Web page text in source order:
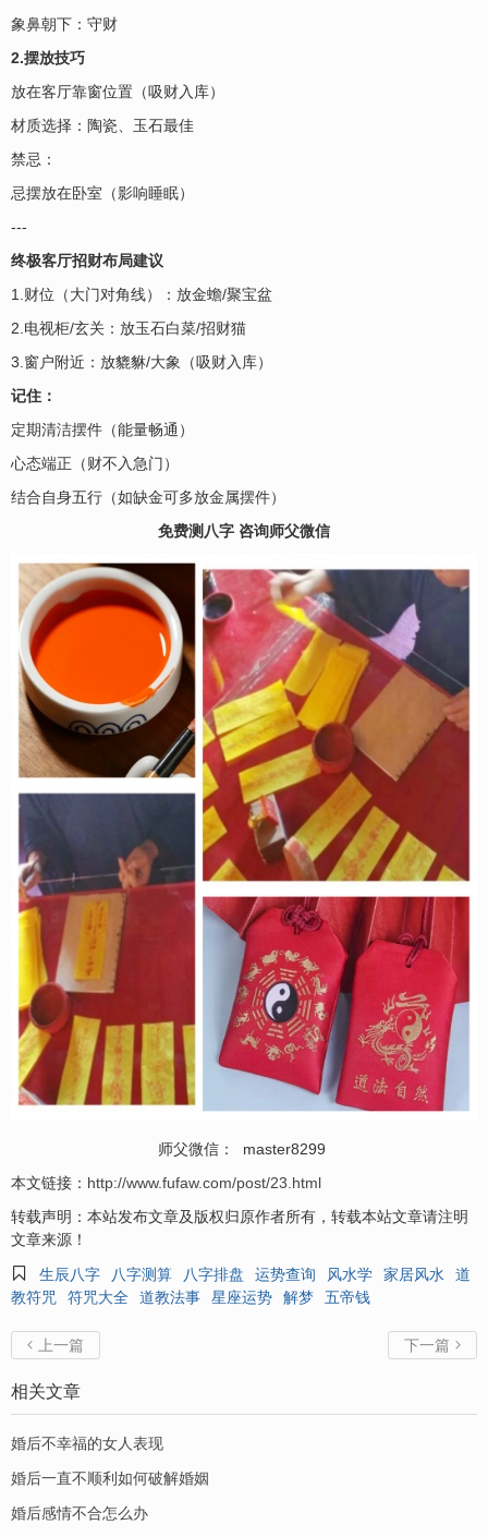
象鼻朝下：守财
2.摆放技巧
放在客厅靠窗位置（吸财入库）
材质选择：陶瓷、玉石最佳
禁忌：
忌摆放在卧室（影响睡眠）
---
终极客厅招财布局建议
1.财位（大门对角线）：放金蟾/聚宝盆
2.电视柜/玄关：放玉石白菜/招财猫
3.窗户附近：放貔貅/大象（吸财入库）
记住：
定期清洁摆件（能量畅通）
心态端正（财不入急门）
结合自身五行（如缺金可多放金属摆件）
免费测八字 咨询师父微信
师父微信： master8299
本文链接： http://www.fufaw.com/post/23.html
转载声明：本站发布文章及版权归原作者所有，转载本站文章请注明
文章来源！

生辰八字 八字测算 八字排盘 运势查询 风水学 家居风水
道
教符咒
符咒大全 道教法事 星座运势 解梦 五帝钱
 上一篇 下一篇 
相关文章
婚后不幸福的女人表现
婚后一直不顺利如何破解婚姻
婚后感情不合怎么办